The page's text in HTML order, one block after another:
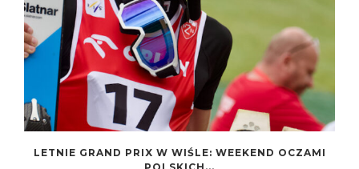
LETNIE GRAND PRIX W WIŚLE: WEEKEND OCZAMI